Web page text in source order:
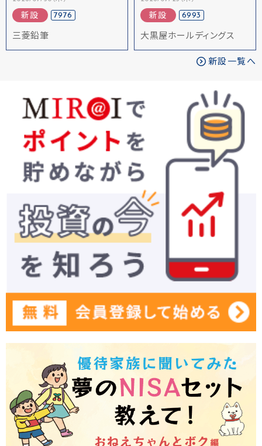
新設 7976
三菱鉛筆
新設 6993
大黒屋ホールディングス
新設一覧へ